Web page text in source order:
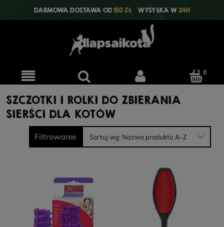
DARMOWA DOSTAWA OD150 ZŁ WYSYŁKA W24H
SZCZOTKI I ROLKI DO ZBIERANIA
SIERŚCI DLA KOTÓW
Filtrowanie Sortuj wg: Nazwa produktu A-Z